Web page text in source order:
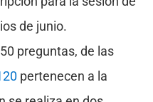
de junio.
preguntas, de las
pertenecen a la